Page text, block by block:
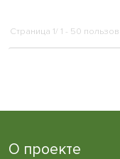
Страница 1/ 1 - 50
О проекте